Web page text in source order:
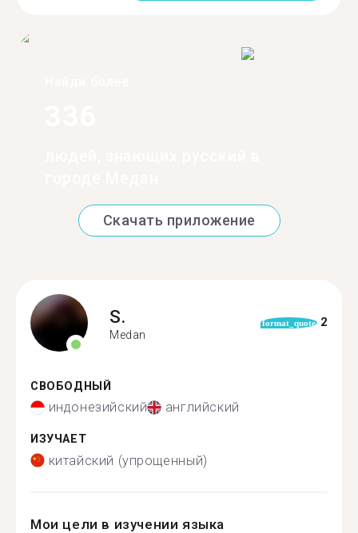
Скачать приложение
S.
Medan
format_quote 2
СВОБОДНЫЙ
индонезийский английский
ИЗУЧАЕТ
китайский (упрощенный)
Мои цели в изучении языка